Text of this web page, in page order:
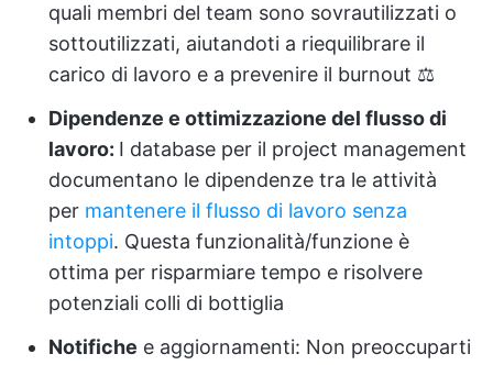
quali membri del team sono sovrautilizzati o
sottoutilizzati, aiutandoti a riequilibrare il
carico di lavoro e a prevenire il burnout ⚖️
Dipendenze e ottimizzazione del flusso di
lavoro: I database per il project management
documentano le dipendenze tra le attività
per mantenere il flusso di lavoro senza
intoppi. Questa funzionalità/funzione è
ottima per risparmiare tempo e risolvere
potenziali colli di bottiglia
Notifiche e aggiornamenti: Non preoccuparti